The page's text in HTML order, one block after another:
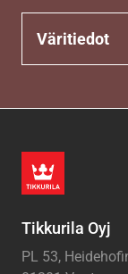
Väritiedot
Tikkurila Oyj
PL 53,